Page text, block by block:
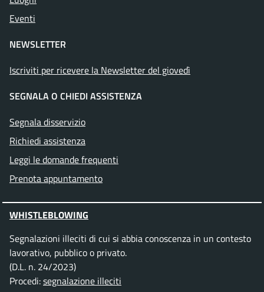
Eventi
NEWSLETTER
Iscriviti per ricevere la Newsletter del giovedì
SEGNALA O CHIEDI ASSISTENZA
Segnala disservizio
Richiedi assistenza
Leggi le domande frequenti
Prenota appuntamento
WHISTLEBLOWING
Segnalazioni illeciti di cui si abbia conoscenza in un contesto
lavorativo, pubblico o privato.
(D.L. n. 24/2023)
Procedi:segnalazione illeciti